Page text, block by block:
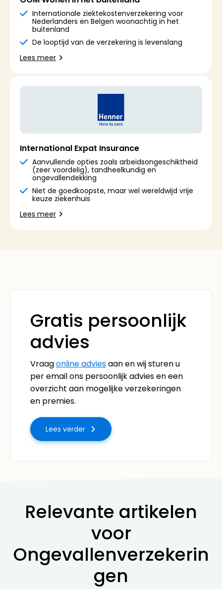
Internationale ziektekostenverzekering voor
Nederlanders en Belgen woonachtig in het
buitenland
De looptijd van de verzekering is levenslang
Lees meer
International Expat Insurance
Aanvullende opties zoals arbeidsongeschiktheid
(zeer voordelig), tandheelkundig en
ongevallendekking
Niet de goedkoopste, maar wel wereldwijd vrije
keuze ziekenhuis
Lees meer
Gratis persoonlijk
advies
Vraagonline adviesaan en wij sturen u
per email ons persoonlijk advies en een
overzicht aan mogelijke verzekeringen
en premies.
Lees verder
Relevante artikelen
voor
Ongevallenverzekerin
gen